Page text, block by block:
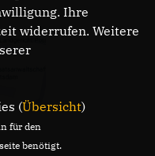
Ihre
widerrufen. Weitere
(Übersicht)
für den
benötigt.